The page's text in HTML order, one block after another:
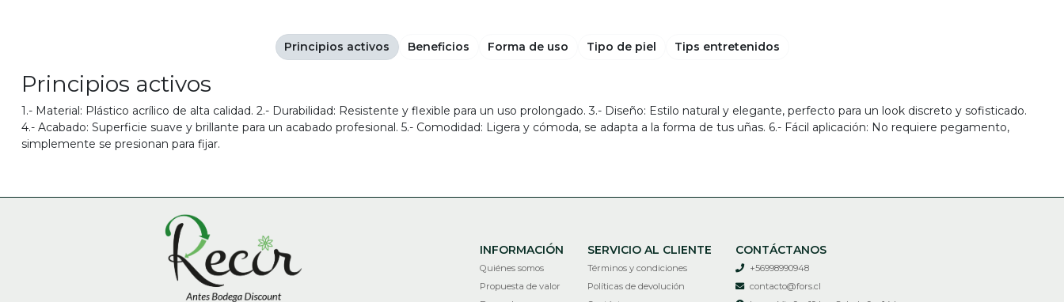
Principios activos
1.- Material: Plástico acrílico de alta calidad. 2.- Durabilidad: Resistente y flexible para un uso prolongado. 3.- Diseño: Estilo natural y elegante, perfecto para un look discreto y sofisticado.
4.- Acabado: Superficie suave y brillante para un acabado profesional. 5.- Comodidad: Ligera y cómoda, se adapta a la forma de tus uñas. 6.- Fácil aplicación: No requiere pegamento,
simplemente se presionan para fijar.
Principios activos Beneficios Forma de uso Tipo de piel Tips entretenidos
INFORMACIÓN
Quiénes somos
Propuesta de valor
SERVICIO AL CLIENTE
Términos y condiciones
Políticas de devolución
CONTÁCTANOS
+56998990948
contacto@fors.cl